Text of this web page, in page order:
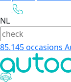
NL
85.145occasions